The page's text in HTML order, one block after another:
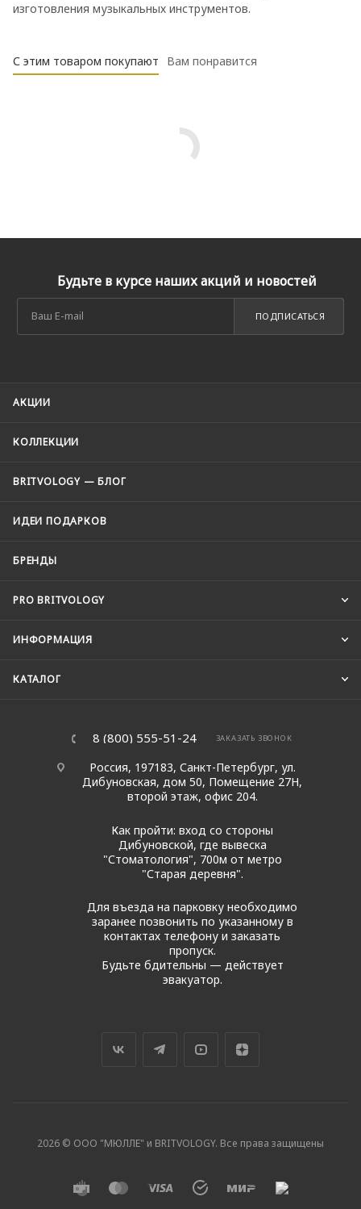
изготовления музыкальных инструментов.
С этим товаром покупают Вам понравится
Будьте в курсе наших акций и новостей
ПОДПИСАТЬСЯ
АКЦИИ
КОЛЛЕКЦИИ
BRITVOLOGY — БЛОГ
ИДЕИ ПОДАРКОВ
БРЕНДЫ
PRO BRITVOLOGY
ИНФОРМАЦИЯ
КАТАЛОГ
8 (800) 555-51-24 ЗАКАЗАТЬ ЗВОНОК
Россия, 197183, Санкт-Петербург, ул.
Дибуновская, дом 50, Помещение 27Н,
второй этаж, офис 204.
Как пройти: вход со стороны
Дибуновской, где вывеска
"Стоматология", 700м от метро
"Старая деревня".
Для въезда на парковку необходимо
заранее позвонить по указанному в
контактах телефону и заказать
пропуск.
Будьте бдительны — действует
эвакуатор.
2026 © ООО "МЮЛЛЕ" и BRITVOLOGY. Все права защищены